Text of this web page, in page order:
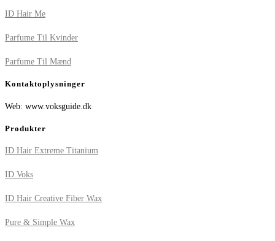
ID Hair Me
Parfume Til Kvinder
Parfume Til Mænd
Kontaktoplysninger
Web: www.voksguide.dk
Produkter
ID Hair Extreme Titanium
ID Voks
ID Hair Creative Fiber Wax
Pure & Simple Wax